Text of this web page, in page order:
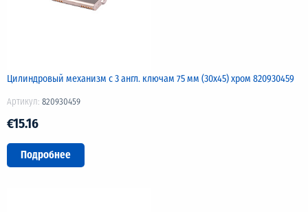
Цилиндровый механизм с 3 англ. ключам 75 мм (30х45) хром 820930459
Артикул: 820930459
€15.16
Подробнее